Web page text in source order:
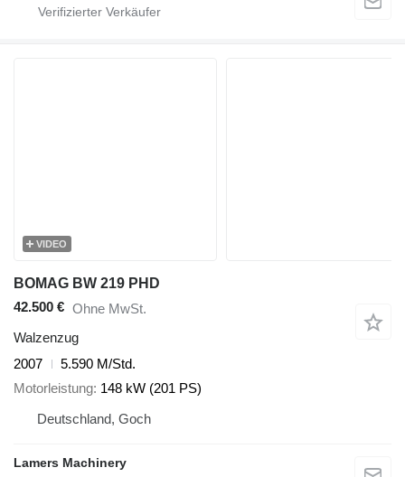
VIDEO
BOMAG BW 219 PHD
42.500 € Ohne MwSt.
Walzenzug
2007
5.590 M/Std.
Motorleistung 148 kW (201 PS)
Deutschland, Goch
Lamers Machinery